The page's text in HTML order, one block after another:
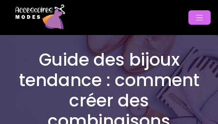
Guide des bijoux
tendance : comment
créer des